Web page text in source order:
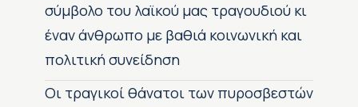
σύμβολο του λαϊκού μας τραγουδιού κι
έναν άνθρωπο με βαθιά κοινωνική και
πολιτική συνείδηση
Οι τραγικοί θάνατοι των πυροσβεστών